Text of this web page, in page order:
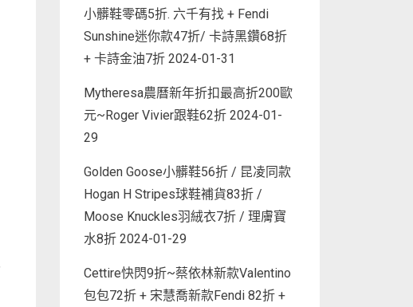
小髒鞋零碼5折. 六千有找 + Fendi
Sunshine迷你款47折/ 卡詩黑鑽68折
+ 卡詩金油7折 2024-01-31
Mytheresa農曆新年折扣最高折200歐
元~Roger Vivier跟鞋62折 2024-01-
29
Golden Goose小髒鞋56折 / 昆凌同款
Hogan H Stripes球鞋補貨83折 /
Moose Knuckles羽絨衣7折 / 理膚寶
水8折 2024-01-29
Cettire快閃9折~蔡依林新款Valentino
包包72折 + 宋慧喬新款Fendi 82折 +